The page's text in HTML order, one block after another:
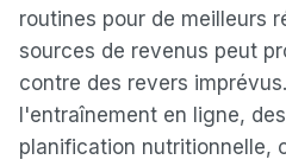
routines pour de meilleurs
sources de revenus peut
contre des revers
l'entraînement en ligne,
planification nutritionnelle,